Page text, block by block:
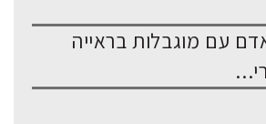
אדם עם מוגבלות בראייה